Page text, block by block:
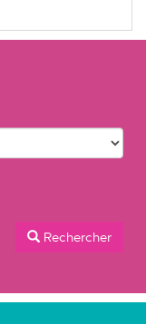
Rechercher